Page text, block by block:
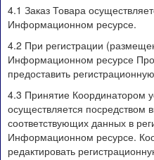
4.1 Заказ Товара
Информационном ресурсе.
4.2 При регистрации
Информационном ресурсе
предоставить
4.3 Принятие Координатором
осуществляется посредством
соответствующих данных в
Информационном ресурсе.
редактировать